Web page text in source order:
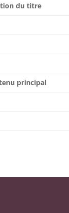
du titre
principal